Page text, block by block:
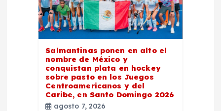
Salmantinas ponen en alto el
nombre de México y
conquistan plata en hockey
sobre pasto en los Juegos
Centroamericanos y del
Caribe, en Santo Domingo 2026
agosto 7, 2026